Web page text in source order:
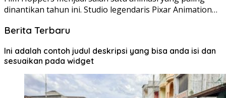
dinantikan tahun ini. Studio legendaris Pixar Animation…
Berita Terbaru
Ini adalah contoh judul deskripsi yang bisa anda isi dan
sesuaikan pada widget